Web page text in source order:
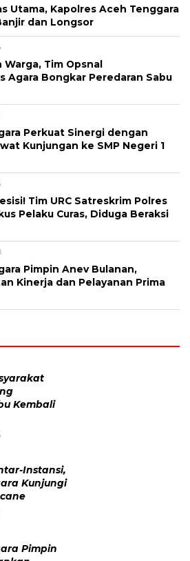
Utama, Kapolres Aceh Tenggara
dan Longsor
Tim Opsnal
Agara Bongkar Peredaran Sabu
Perkuat Sinergi dengan
Kunjungan ke SMP Negeri 1
Tim URC Satreskrim Polres
Pelaku Curas, Diduga Beraksi
Pimpin Anev Bulanan,
Kinerja dan Pelayanan Prima
Kembali
Instansi,
Kunjungi
Pimpin